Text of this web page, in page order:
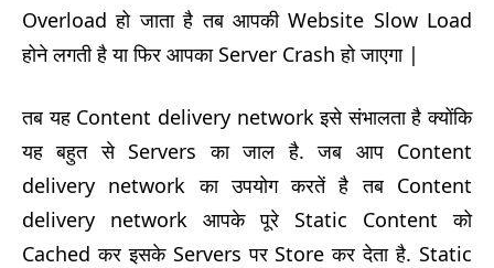
Overload हो जाता है तब आपकी Website Slow Load
होने लगती है या फिर आपका Server Crash हो जाएगा |
तब यह Content delivery network इसे संभालता है क्योंकि
यह बहुत से Servers का जाल है. जब आप Content
delivery network का उपयोग करतें है तब Content
delivery network आपके पूरे Static Content को
Cached कर इसके Servers पर Store कर देता है. Static